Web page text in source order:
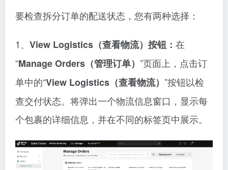
要检查拆分订单的配送状态，您有两种选择：
1、 View Logistics（查看物流）按钮： 在
“Manage Orders（管理订单） ”页面上，点击订
单中的“View Logistics（查看物流） ”按钮以检
查交付状态。将弹出一个物流信息窗口，显示每
个包裹的详细信息，并在不同的标签页中展示。